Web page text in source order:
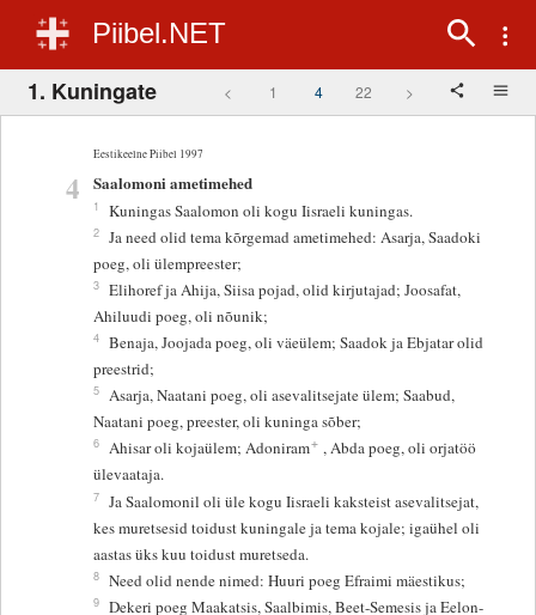
Piibel.NET
1. Kuningate < 1 4 22 >
Eestikeelne Piibel 1997
4 Saalomoni ametimehed
1 Kuningas Saalomon oli kogu Iisraeli kuningas.
2 Ja need olid tema kõrgemad ametimehed: Asarja, Saadoki
poeg, oli ülempreester;
3 Elihoref ja Ahija, Siisa pojad, olid kirjutajad; Joosafat,
Ahiluudi poeg, oli nõunik;
4 Benaja, Joojada poeg, oli väeülem; Saadok ja Ebjatar olid
preestrid;
5 Asarja, Naatani poeg, oli asevalitsejate ülem; Saabud,
Naatani poeg, preester, oli kuninga sõber;
6 Ahisar oli kojaülem; Adoniram+ , Abda poeg, oli orjatöö
ülevaataja.
7 Ja Saalomonil oli üle kogu Iisraeli kaksteist asevalitsejat,
kes muretsesid toidust kuningale ja tema kojale; igaühel oli
aastas üks kuu toidust muretseda.
8 Need olid nende nimed: Huuri poeg Efraimi mäestikus;
9 Dekeri poeg Maakatsis, Saalbimis, Beet-Semesis ja Eelon-